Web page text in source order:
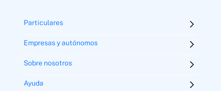
Particulares
Empresas y autónomos
Sobre nosotros
Ayuda